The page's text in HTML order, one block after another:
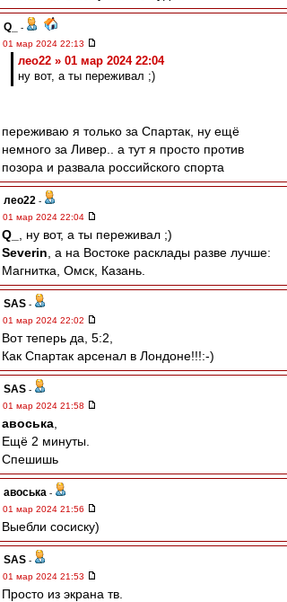
Q_
-
01 мар 2024 22:13
лео22 » 01 мар 2024 22:04
ну вот, а ты переживал ;)
переживаю я только за Спартак, ну ещё
немного за Ливер.. а тут я просто против
позора и развала российского спорта
лео22 -
01 мар 2024 22:04
Q_
, ну вот, а ты переживал ;)
Severin , а на Востоке расклады разве лучше:
Магнитка, Омск, Казань.
SAS -
01 мар 2024 22:02
Вот теперь да, 5:2,
Как Спартак арсенал в Лондоне!!!:-)
SAS -
01 мар 2024 21:58
авоська
Ещё 2 минуты.
Спешишь
авоська -
01 мар 2024 21:56
Выебли сосиску)
SAS -
01 мар 2024 21:53
Просто из экрана тв.